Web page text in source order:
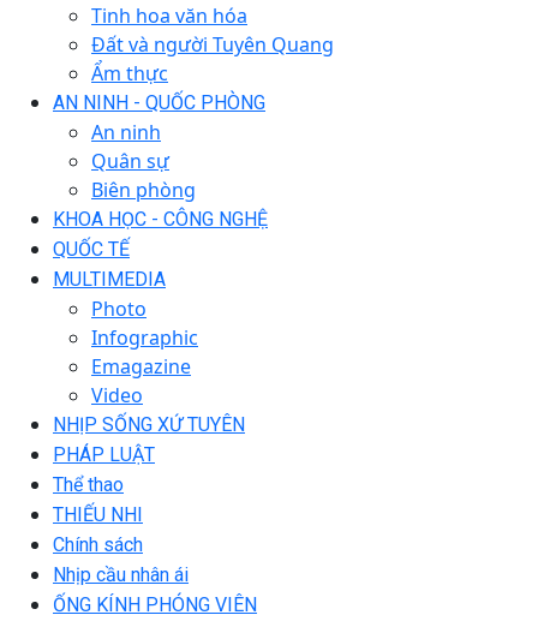
Tinh hoa văn hóa
Đất và người Tuyên Quang
Ẩm thực
AN NINH - QUỐC PHÒNG
An ninh
Quân sự
Biên phòng
KHOA HỌC - CÔNG NGHỆ
QUỐC TẾ
MULTIMEDIA
Photo
Infographic
Emagazine
Video
NHỊP SỐNG XỨ TUYÊN
PHÁP LUẬT
Thể thao
THIẾU NHI
Chính sách
Nhịp cầu nhân ái
ỐNG KÍNH PHÓNG VIÊN